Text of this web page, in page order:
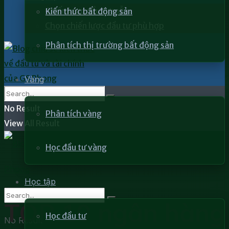
Kiến thức bất động sản
Phân tích thị trường bất động sản
Vàng
Phân tích vàng
Học đầu tư vàng
Học tập
Học đầu tư
Chiến lược đầu tư mẫu
No Result
View All Result
No Result
TOP 10 ngân hàng